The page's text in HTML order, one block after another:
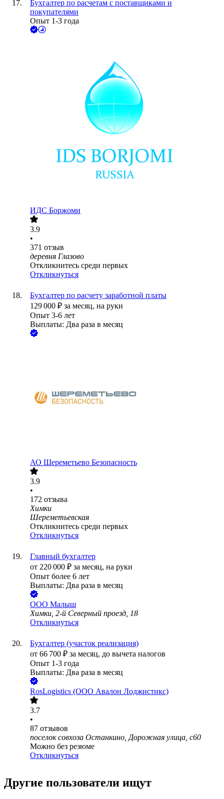
Бухгалтер по расчетам с поставщиками и
покупателями
Опыт 1-3 года
ИДС Боржоми
3.9
•
371 отзыв
деревня Глазово
Откликнитесь среди первых
Откликнуться
Бухгалтер по расчету заработной платы
129 000 ₽ за месяц, на руки
Опыт 3-6 лет
Выплаты: Два раза в месяц
АО Шереметьево Безопасность
3.9
•
172 отзыва
Химки
Шереметьевская
Откликнитесь среди первых
Откликнуться
Главный бухгалтер
от 220 000 ₽ за месяц, на руки
Опыт более 6 лет
Выплаты: Два раза в месяц
ООО Малыш
Химки, 2-й Северный проезд, 18
Откликнуться
Бухгалтер (участок реализация)
от 66 700 ₽ за месяц, до вычета налогов
Опыт 1-3 года
Выплаты: Два раза в месяц
RosLogistics (ООО Авалон Лоджистикс)
3.7
•
87 отзывов
поселок совхоза Останкино, Дорожная улица, с60
Можно без резюме
Откликнуться
Другие пользователи ищут